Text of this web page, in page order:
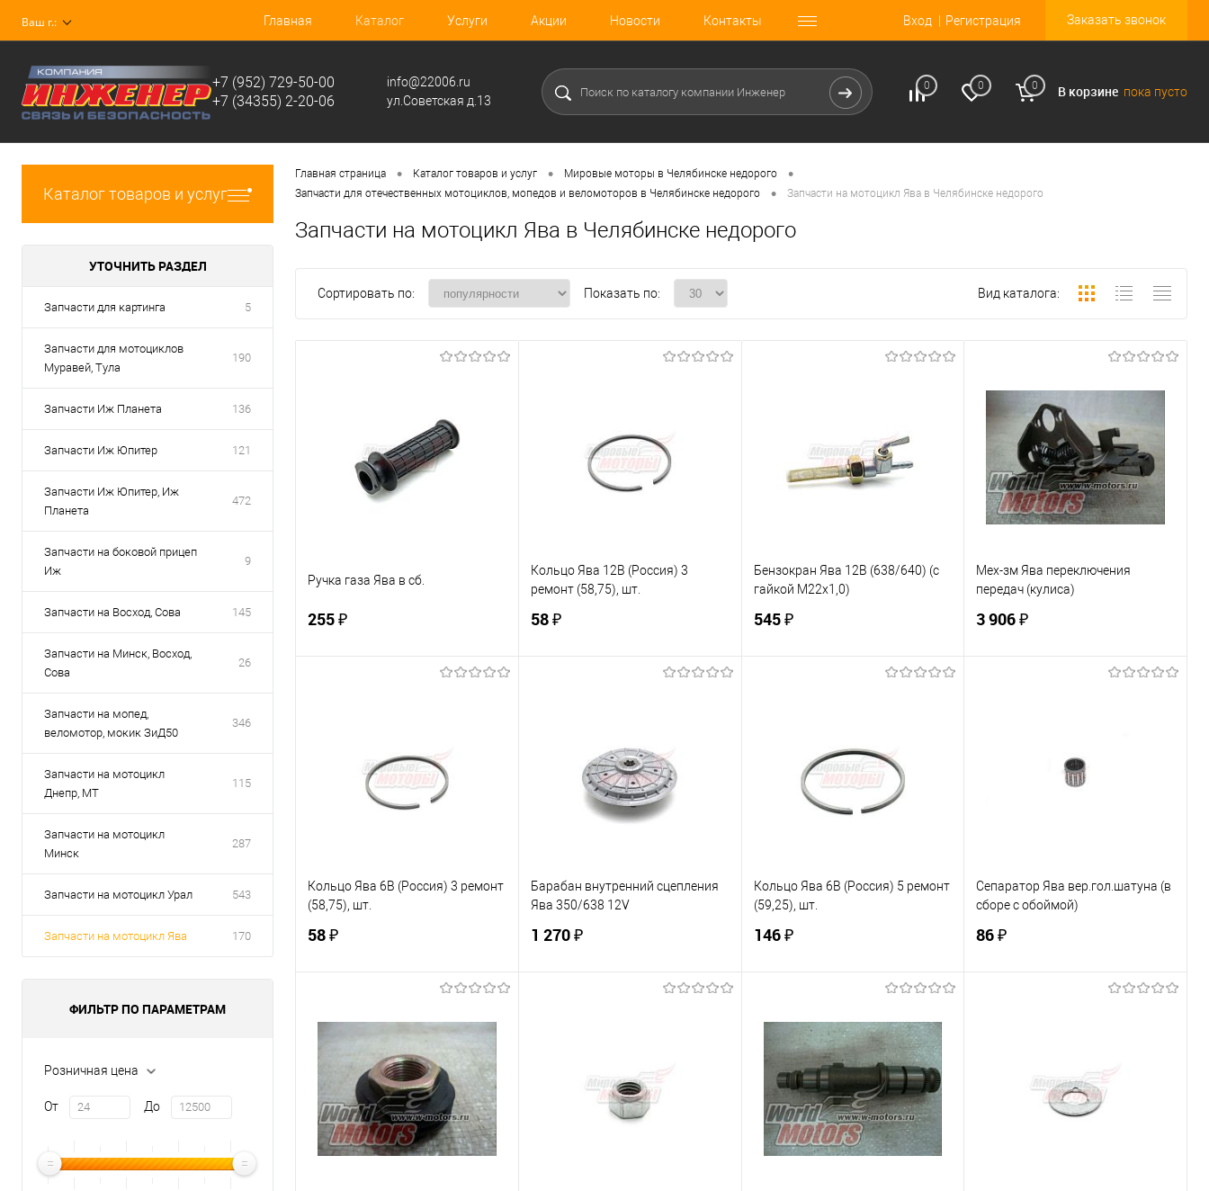
Ваш г.: Главная Каталог Услуги Акции Новости Контакты Вход Регистрация Заказать звонок
+7 (952) 729-50-00
+7 (34355) 2-20-06
info@22006.ru
ул.Советская д.13
0 0 0 В корзине пока пусто
Каталог товаров и услуг
УТОЧНИТЬ РАЗДЕЛ
Запчасти для картинга 5
Запчасти для мотоциклов
Муравей, Тула
190
Запчасти Иж Планета 136
Запчасти Иж Юпитер 121
Запчасти Иж Юпитер, Иж
Планета
472
Запчасти на боковой прицеп
Иж
9
Запчасти на Восход, Сова 145
Запчасти на Минск, Восход,
Сова
26
Запчасти на мопед,
веломотор, мокик ЗиД50
346
Запчасти на мотоцикл
Днепр, МТ
115
Запчасти на мотоцикл
Минск
287
Запчасти на мотоцикл Урал 543
Запчасти на мотоцикл Ява 170
ФИЛЬТР ПО ПАРАМЕТРАМ
Розничная цена
От До
Главная страница • Каталог товаров и услуг • Мировые моторы в Челябинске недорого •
Запчасти для отечественных мотоциклов, мопедов и веломоторов в Челябинске недорого • Запчасти на мотоцикл Ява в Челябинске недорого
Запчасти на мотоцикл Ява в Челябинске недорого
Сортировать по: Показать по: Вид каталога:
Ручка газа Ява в сб.
255 ₽
В избранное
В наличии
Кольцо Ява 12В (Россия) 3
ремонт (58,75), шт.
58 ₽
В избранное
В наличии
Бензокран Ява 12В (638/640) (с
гайкой M22x1,0)
545 ₽
В избранное
В наличии
Мех-зм Ява переключения
передач (кулиса)
3 906 ₽
Кольцо Ява 6В (Россия) 3 ремонт
(58,75), шт.
58 ₽
Купить в 1 клик
К сравнению
В избранное
В наличии
Барабан внутренний сцепления
Ява 350/638 12V
1 270 ₽
В избранное
В наличии
Кольцо Ява 6В (Россия) 5 ремонт
(59,25), шт.
146 ₽
Купить в 1 клик
К сравнению
В избранное
В наличии
Сепаратор Ява вер.гол.шатуна (в
сборе с обоймой)
86 ₽
В избранное
В наличии